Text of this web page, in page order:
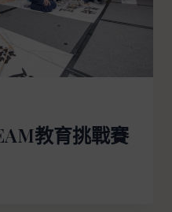
教育挑戰賽